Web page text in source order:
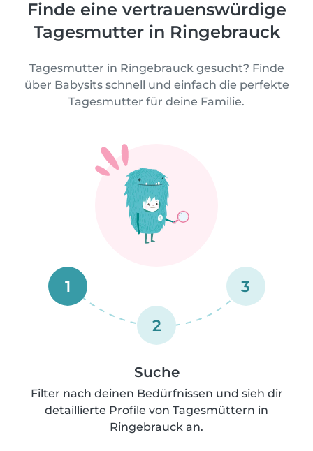
Finde eine vertrauenswürdige
Tagesmutter in Ringebrauck
Tagesmutter in Ringebrauck gesucht? Finde
über Babysits schnell und einfach die perfekte
Tagesmutter für deine Familie.
1
2
3
Suche
Filter nach deinen Bedürfnissen und sieh dir
detaillierte Profile von Tagesmüttern in
Ringebrauck an.